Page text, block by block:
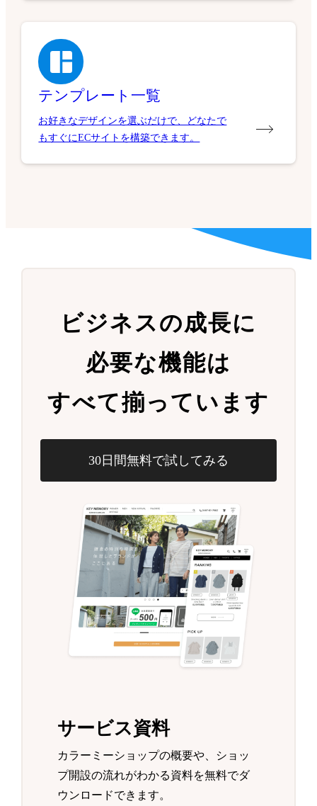
テンプレート一覧
お好きなデザインを選ぶだけで、どなたで
もすぐにECサイトを構築できます。
ビジネスの成長に
必要な機能は
すべて揃っています
30日間無料で試してみる
サービス資料
カラーミーショップの概要や、ショッ
プ開設の流れがわかる資料を無料でダ
ウンロードできます。